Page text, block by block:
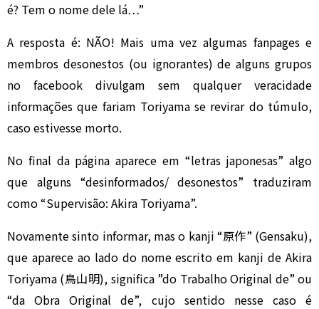
é? Tem o nome dele lá…”
A resposta é: NÃO! Mais uma vez algumas fanpages e
membros desonestos (ou ignorantes) de alguns grupos
no facebook divulgam sem qualquer veracidade
informações que fariam Toriyama se revirar do túmulo,
caso estivesse morto.
No final da página aparece em “letras japonesas” algo
que alguns “desinformados/ desonestos” traduziram
como “Supervisão: Akira Toriyama”.
Novamente sinto informar, mas o kanji “原作” (Gensaku),
que aparece ao lado do nome escrito em kanji de Akira
Toriyama (鳥山明), significa ”do Trabalho Original de” ou
“da Obra Original de”, cujo sentido nesse caso é